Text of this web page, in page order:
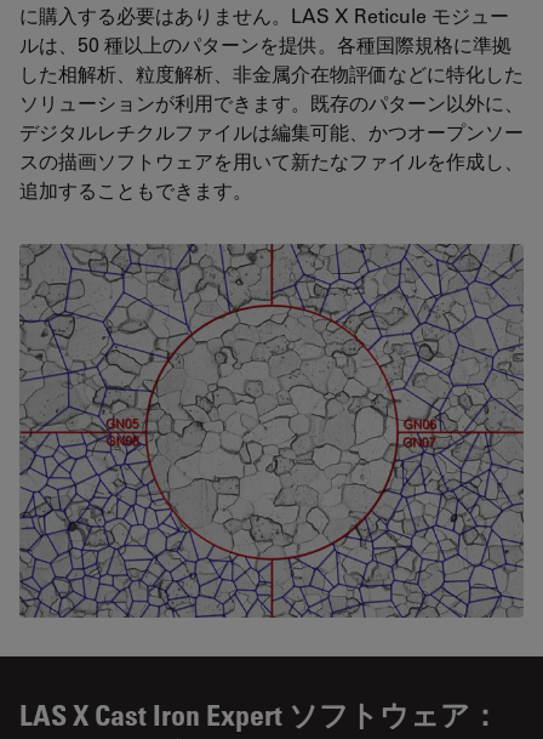
に購入する必要はありません。LAS X Reticule モジュー
ルは、50 種以上のパターンを提供。各種国際規格に準拠
した相解析、粒度解析、非金属介在物評価などに特化した
ソリューションが利用できます。既存のパターン以外に、
デジタルレチクルファイルは編集可能、かつオープンソー
スの描画ソフトウェアを用いて新たなファイルを作成し、
追加することもできます。
LAS X Cast Iron Expert ソフトウェア：